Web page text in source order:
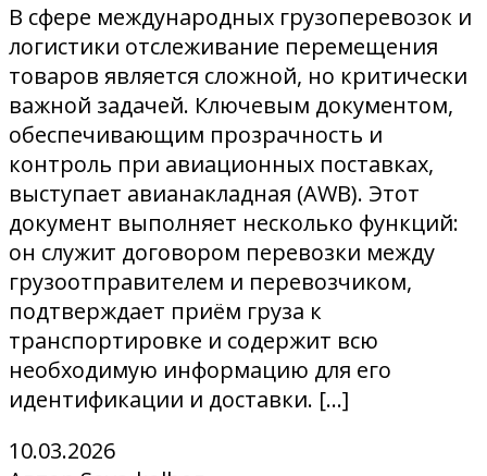
В сфере международных грузоперевозок и
логистики отслеживание перемещения
товаров является сложной, но критически
важной задачей. Ключевым документом,
обеспечивающим прозрачность и
контроль при авиационных поставках,
выступает авианакладная (AWB). Этот
документ выполняет несколько функций:
он служит договором перевозки между
грузоотправителем и перевозчиком,
подтверждает приём груза к
транспортировке и содержит всю
необходимую информацию для его
идентификации и доставки. […]
10.03.2026